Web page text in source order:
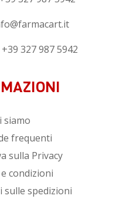
+39 327 987 5942
siamo
frequenti
sulla Privacy
condizioni
sulle spedizioni